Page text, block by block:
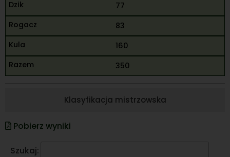
77
83
160
350
Klasyfikacja mistrzowska
Pobierz wyniki
Szukaj: